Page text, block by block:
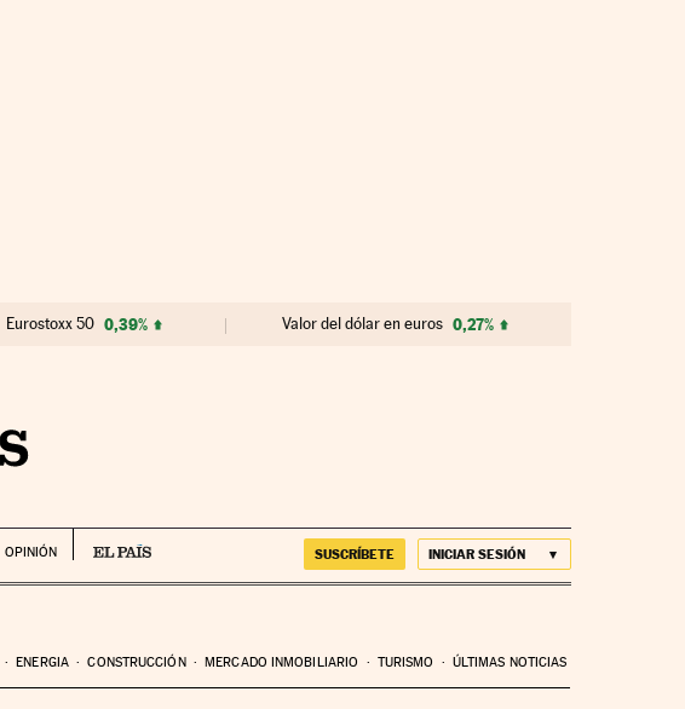
Eurostoxx 50 0,39% Valor del dólar en euros 0,27%
OPINIÓN SUSCRÍBETE INICIAR SESIÓN
ENERGIA CONSTRUCCIÓN MERCADO INMOBILIARIO TURISMO ÚLTIMAS NOTICIAS